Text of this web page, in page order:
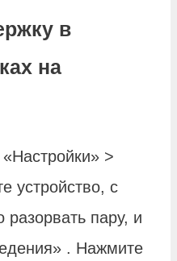
в
на
>
устройство, с
пару, и
. Нажмите